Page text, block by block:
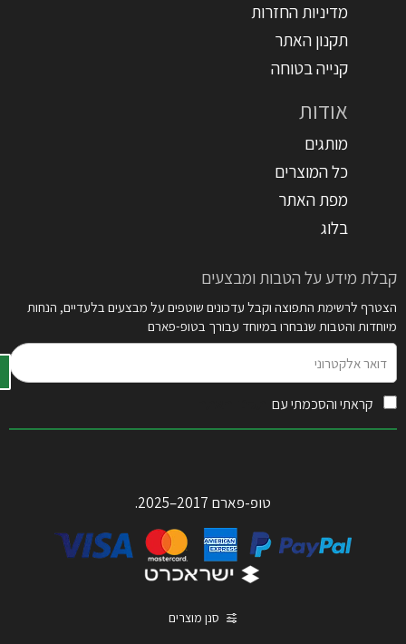
מדיניות החזרות
תקנון האתר
קנייה בטוחה
אודות
מותגים
כל המוצרים
מפת האתר
בלוג
קבלת מידע על הטבות ומבצעים
הצטרף לרשימת התפוצה וקבל עדכונים שוטפים על מבצעים בלעדיים, הנחות
מיוחדות והטבות שנבחרו במיוחד עבורך בטופ-פארם
אלקטרוני
קראתי והסכמתי עם
טופ-פארם 2017–2025.
סנן מוצרים